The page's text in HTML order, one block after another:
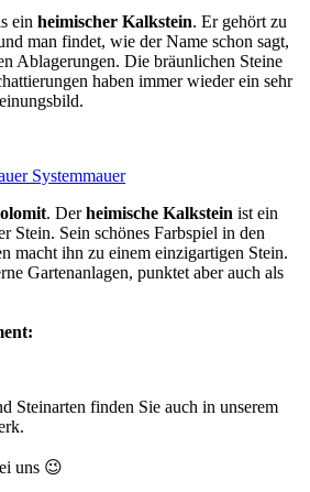
ein heimischer Kalkstein. Er gehört zu
man findet, wie der Name schon sagt,
Ablagerungen. Die bräunlichen Steine
haben immer wieder ein sehr
. Derheimische Kalkstein ist ein
Stein. Sein schönes Farbspiel in den
macht ihn zu einem einzigartigen Stein.
Gartenanlagen, punktet aber auch als
Steinarten finden Sie auch in unserem
uns 😉